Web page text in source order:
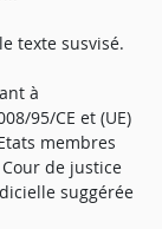
texte susvisé.
à
95/CE et (UE)
membres
de justice
suggérée